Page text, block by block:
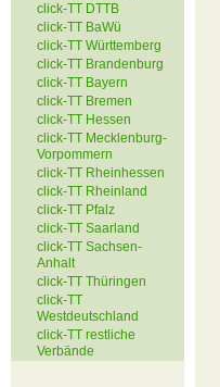
click-TT DTTB
click-TT BaWü
click-TT Württemberg
click-TT Brandenburg
click-TT Bayern
click-TT Bremen
click-TT Hessen
click-TT Mecklenburg-
Vorpommern
click-TT Rheinhessen
click-TT Rheinland
click-TT Pfalz
click-TT Saarland
click-TT Sachsen-
Anhalt
click-TT Thüringen
click-TT
Westdeutschland
click-TT restliche
Verbände